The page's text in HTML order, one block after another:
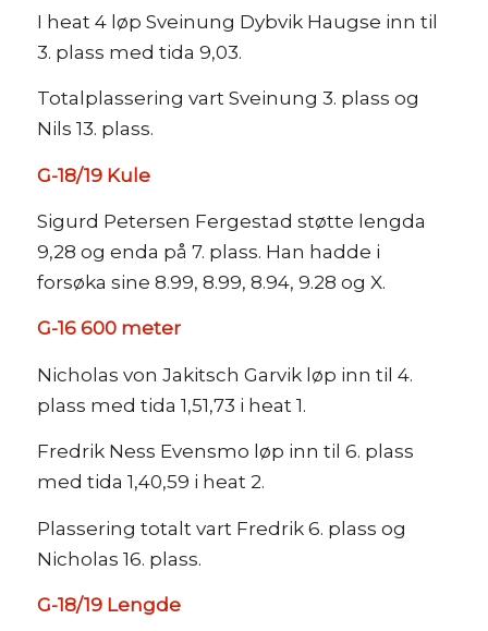
I heat 4 løp Sveinung Dybvik Haugse inn til
3. plass med tida 9,03.
Totalplassering vart Sveinung 3. plass og
Nils 13. plass.
G-18/19 Kule
Sigurd Petersen Fergestad støtte lengda
9,28 og enda på 7. plass. Han hadde i
forsøka sine 8.99, 8.99, 8.94, 9.28 og X.
G-16 600 meter
Nicholas von Jakitsch Garvik løp inn til 4.
plass med tida 1,51,73 i heat 1.
Fredrik Ness Evensmo løp inn til 6. plass
med tida 1,40,59 i heat 2.
Plassering totalt vart Fredrik 6. plass og
Nicholas 16. plass.
G-18/19 Lengde